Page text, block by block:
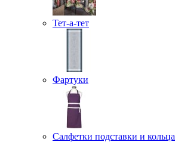
Тет-а-тет
Фартуки
Салфетки подставки и кольца